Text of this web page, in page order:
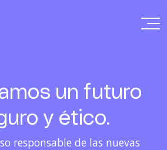
un futuro
y ético.
responsable de las nuevas